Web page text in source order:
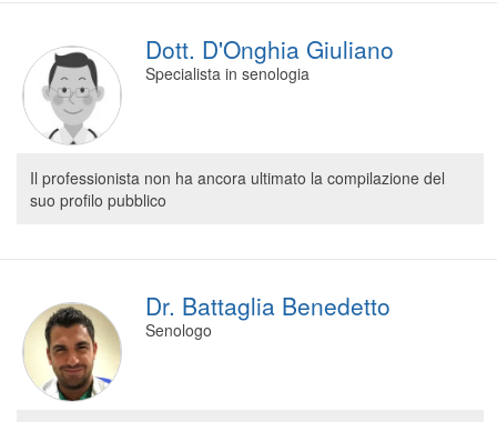
Dott. D'Onghia Giuliano
Specialista in senologia
Il professionista non ha ancora ultimato la compilazione del
suo profilo pubblico
Dr. Battaglia Benedetto
Senologo